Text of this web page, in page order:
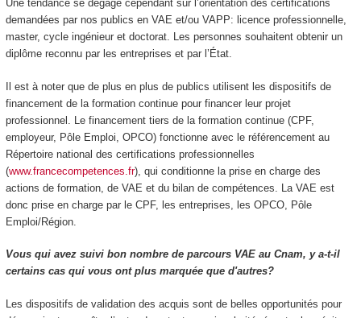
Une tendance se dégage cependant sur l’orientation des certifications
demandées par nos publics en VAE et/ou VAPP: licence professionnelle,
master, cycle ingénieur et doctorat. Les personnes souhaitent obtenir un
diplôme reconnu par les entreprises et par l’État.
Il est à noter que de plus en plus de publics utilisent les dispositifs de
financement de la formation continue pour financer leur projet
professionnel. Le financement tiers de la formation continue (CPF,
employeur, Pôle Emploi, OPCO) fonctionne avec le référencement au
Répertoire national des certifications professionnelles
(www.francecompetences.fr), qui conditionne la prise en charge des
actions de formation, de VAE et du bilan de compétences. La VAE est
donc prise en charge par le CPF, les entreprises, les OPCO, Pôle
Emploi/Région.
Vous qui avez suivi bon nombre de parcours VAE au Cnam, y a-t-il
certains cas qui vous ont plus marquée que d'autres?
Les dispositifs de validation des acquis sont de belles opportunités pour